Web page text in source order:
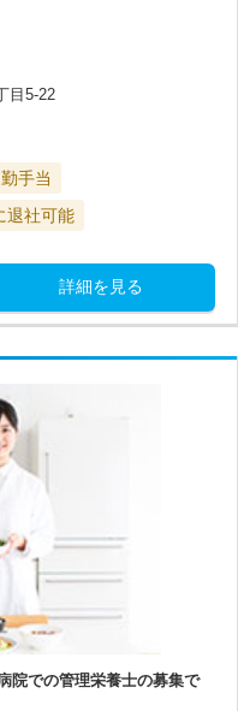
目5-22
手当
退社可能
詳細を見る
院での管理栄養士の募集で